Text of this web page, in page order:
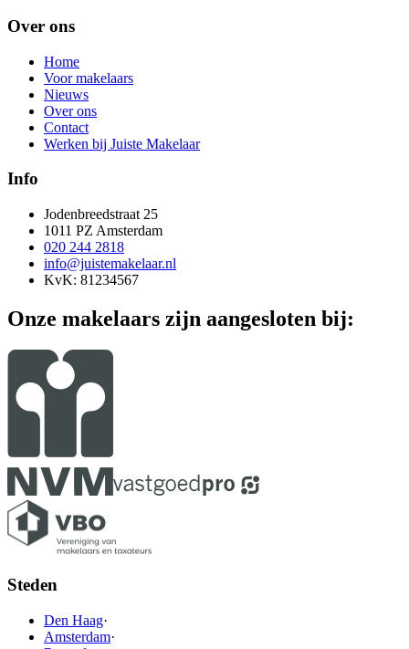
Over ons
Home
Voor makelaars
Nieuws
Over ons
Contact
Werken bij Juiste Makelaar
Info
Jodenbreedstraat 25
1011 PZ Amsterdam
020 244 2818
info@juistemakelaar.nl
KvK: 81234567
Onze makelaars zijn aangesloten bij:
Steden
Den Haag·
Amsterdam·